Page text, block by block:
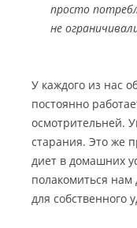
просто
не
У каждого из нас
постоянно
осмотрительней.
старания. Это же
диет в домашних
полакомиться
для собственного